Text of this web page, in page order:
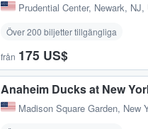
Prudential Center, Newark, NJ,
Över 200 biljetter tillgängliga
från 175 US$
Anaheim Ducks at New
Madison Square Garden, New